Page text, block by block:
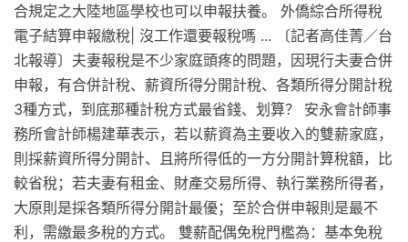
合規定之大陸地區學校也可以申報扶養。 外僑綜合所得稅
電子結算申報繳稅| 沒工作還要報稅嗎 ... 〔記者高佳菁／台
北報導〕夫妻報稅是不少家庭頭疼的問題，因現行夫妻合併
申報，有合併計稅、薪資所得分開計稅、各類所得分開計稅
3種方式，到底那種計稅方式最省錢、划算？ 安永會計師事
務所會計師楊建華表示，若以薪資為主要收入的雙薪家庭，
則採薪資所得分開計、且將所得低的一方分開計算稅額，比
較省稅；若夫妻有租金、財產交易所得、執行業務所得者，
大原則是採各類所得分開計最優；至於合併申報則是最不
利，需繳最多稅的方式。 雙薪配偶免稅門檻為：基本免稅